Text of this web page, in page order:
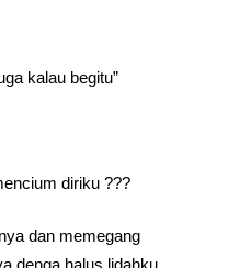
kalau begitu”
diriku ???
dan memegang
denga halus lidahku